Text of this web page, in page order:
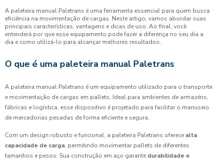
A paleteira manual Paletrans é uma ferramenta essencial para quem busca
eficiência na movimentação de cargas. Neste artigo, vamos abordar suas
principais características, vantagens e dicas de uso. Ao final, você
entenderá por que esse equipamento pode fazer a diferença no seu dia a
dia e como utilizá-lo para alcançar melhores resultados.
O que é uma paleteira manual Paletrans
A paleteira manual Paletrans é um equipamento utilizado para o transporte
e movimentação de cargas em pallets. Ideal para ambientes de armazéns,
fábricas e logística, esse dispositivo é projetado para facilitar o manuseio
de mercadorias pesadas de forma eficiente e segura.
Com um design robusto e funcional, a paleteira Paletrans oferece alta
capacidade de carga, permitindo movimentar pallets de diferentes
tamanhos e pesos. Sua construção em aço garante durabilidade e